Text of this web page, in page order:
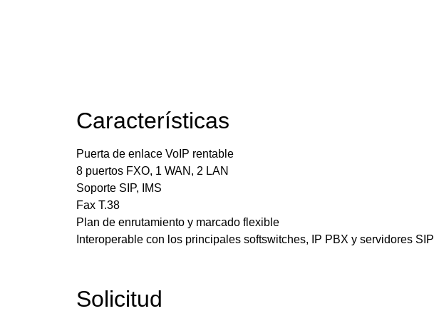
Características
Puerta de enlace VoIP rentable
8 puertos FXO, 1 WAN, 2 LAN
Soporte SIP, IMS
Fax T.38
Plan de enrutamiento y marcado flexible
Interoperable con los principales softswitches, IP PBX y servidores SIP
Solicitud